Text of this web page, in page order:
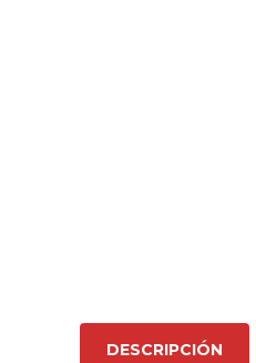
DESCRIPCIÓN